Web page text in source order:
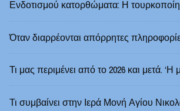
Ενδοτισμού κατορθώματα: Η
Όταν διαρρέονται απόρρητες
Τι μας περιμένει από το 2026 και μετά.
Τι συμβαίνει στην Ιερά Μονή Αγίου